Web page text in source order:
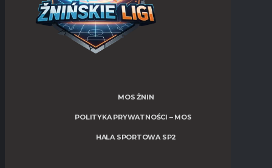
MOS ŻNIN
POLITYKA PRYWATNOŚCI – MOS
HALA SPORTOWA SP2